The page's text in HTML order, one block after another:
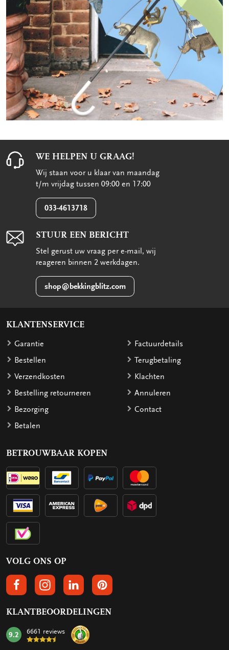
WE HELPEN U GRAAG!
Wij staan voor u klaar van maandag
t/m vrijdag tussen 09:00 en 17:00
033-4613718
STUUR EEN BERICHT
Stel gerust uw vraag per e-mail, wij
reageren binnen 2 werkdagen.
shop@bekkingblitz.com
KLANTENSERVICE
Garantie
Bestellen
Verzendkosten
Bestelling retourneren
Bezorging
Betalen
Factuurdetails
Terugbetaling
Klachten
Annuleren
Contact
BETROUWBAAR KOPEN
VOLG ONS OP
VOLGS ONS OP FACEBOOK
VOLG ONS OP INSTAGRAM
VOLG ONS OP LINKEDIN
VOLG ONS OP PINTEREST
KLANTBEOORDELINGEN
mark:
9.2 6661 reviews